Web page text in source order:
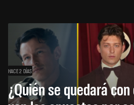
HACE 2 DÍAS
¿Quién se quedará